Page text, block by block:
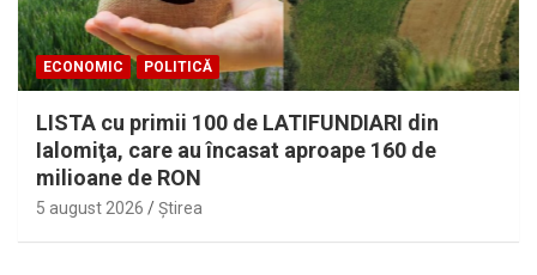
ECONOMIC POLITICĂ
LISTA cu primii 100 de LATIFUNDIARI din
Ialomiţa, care au încasat aproape 160 de
milioane de RON
5 august 2026 Ştirea